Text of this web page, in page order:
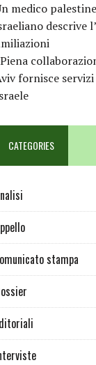
medico
descrive
fornisce
CATEGORIES
stampa